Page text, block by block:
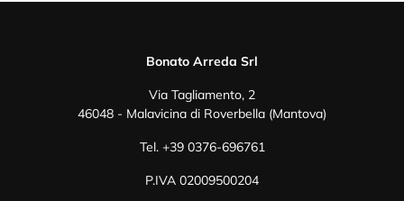
Bonato Arreda Srl
Via Tagliamento, 2
46048 - Malavicina di Roverbella (Mantova)
Tel. +39 0376-696761
P.IVA 02009500204